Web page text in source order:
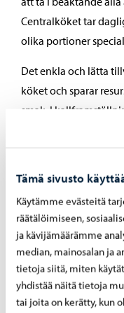
Tämä sivusto
Käytämme evästeitä
räätälöimiseen,
ja kävijämäärämme
median, mainosalan ja
tietoja siitä, miten
yhdistää näitä tietoja
tai joita on kerätty, kun
Centralköket tar
olika portioner
Det enkla och lätta
köket och sparar
smak. I
de kalla
buljong. Därefter
Maträtterna tillreds,
ihop i serviceköken
Centralkökets
det överlägset
Centralköket blandas
långt förbehandlade,